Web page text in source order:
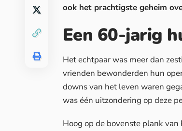
ook het prachtigste geheim
Een 60-jarig
Hetechtpaar was meer dan
vrienden bewonderden hun
downs van het leven waren
was één uitzondering op deze
Hoog op de bovenste plank